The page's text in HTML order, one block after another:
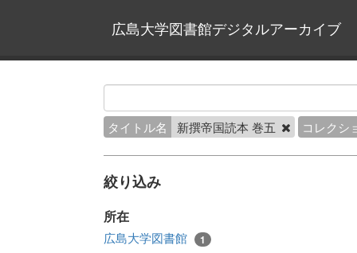
広島大学図書館デジタルアーカイブ
タイトル名 新撰帝国読本 巻五 コレクシ
絞り込み
所在
広島大学図書館 1